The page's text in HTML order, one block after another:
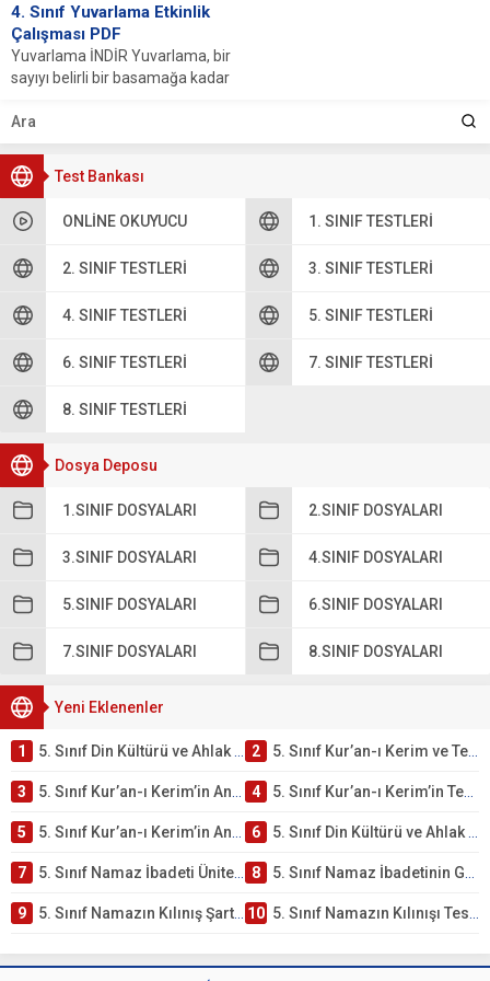
Test Bankası
ONLINE OKUYUCU 1. SINIF TESTLERI
2. SINIF TESTLERI 3. SINIF TESTLERI
4. SINIF TESTLERI 5. SINIF TESTLERI
6. SINIF TESTLERI 7. SINIF TESTLERI
8. SINIF TESTLERI
Dosya Deposu
1.SINIF DOSYALARI 2.SINIF DOSYALARI
3.SINIF DOSYALARI 4.SINIF DOSYALARI
5.SINIF DOSYALARI 6.SINIF DOSYALARI
7.SINIF DOSYALARI 8.SINIF DOSYALARI
Yeni Eklenenler
1 5. Sınıf Din Kültürü ve Ahlak Bilgisi 2. Ünite: Kur’an-ı Kerim Çalışmaları 2 5. Sınıf Kur’an-ı Kerim ve Temel Özellikleri Testi – Online Çöz
3 5. Sınıf Kur’an-ı Kerim’in Ana Konuları Testi – Online Çöz 4 5. Sınıf Kur’an-ı Kerim’in Temel Özellikleri ve Önemi Testi – Online Çöz
5 5. Sınıf Kur’an-ı Kerim’in Anlamı ve Önemi Testi – Online Çöz 6 5. Sınıf Din Kültürü ve Ahlak Bilgisi 2. Ünite: Namaz İbadeti Çalışmaları
7 5. Sınıf Namaz İbadeti Ünite Testi – Online Çöz 8 5. Sınıf Namaz İbadetinin Getirdiği Faydalar Testi
9 5. Sınıf Namazın Kılınış Şartları Testi 10 5. Sınıf Namazın Kılınışı Testi – Online Çöz
4. Sınıf Yuvarlama Etkinlik
Çalışması PDF
Yuvarlama İNDİR Yuvarlama, bir
sayıyı belirli bir basamağa kadar
sayıyı en...